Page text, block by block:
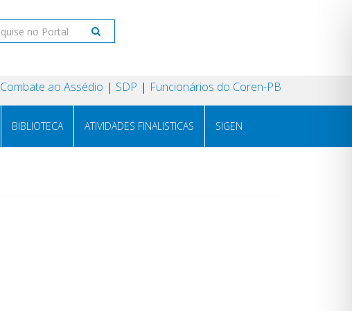
Combate ao Assédio SDP Funcionários do Coren-PB
BIBLIOTECA ATIVIDADES FINALISTICAS SIGEN